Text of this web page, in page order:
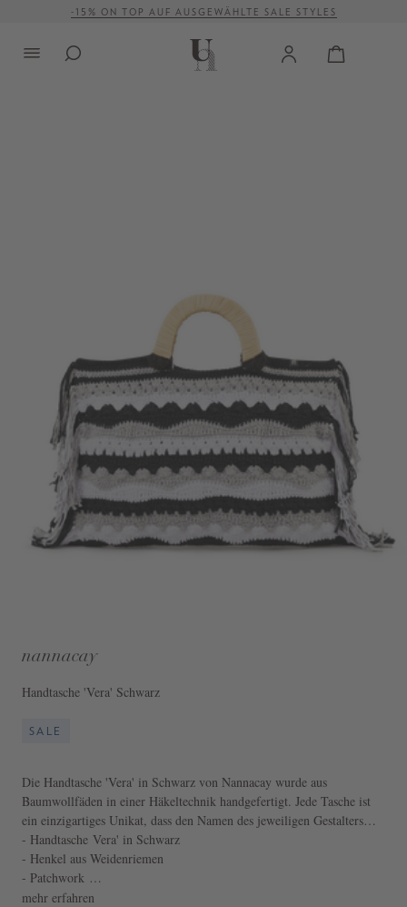
springen-15% ON TOP AUF AUSGEWÄHLTE SALE STYLES
nannacay
Handtasche 'Vera' Schwarz
SALE
Die Handtasche 'Vera' in Schwarz von Nannacay wurde aus
Baumwollfäden in einer Häkeltechnik handgefertigt. Jede Tasche ist
ein einzigartiges Unikat, dass den Namen des jeweiligen Gestalters
ziert.
- Handtasche Vera' in Schwarz
- Henkel aus Weidenriemen
- Patchwork
- Geräumiges Innenfach
mehr erfahren